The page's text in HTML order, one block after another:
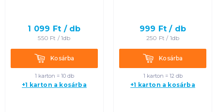
1 099 Ft / db
550 Ft /1db
KosárbaKosárba
1 karton = 10 db
+1 karton a kosárba
999 Ft / db
250 Ft / 1db
KosárbaKosárba
1 karton = 12 db
+1 karton a kosárba